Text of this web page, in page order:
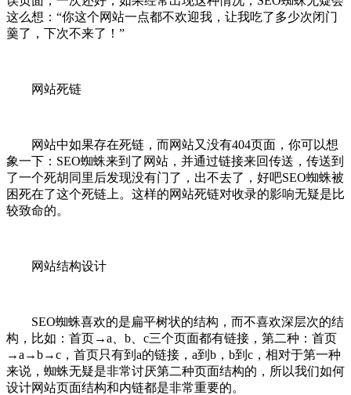
这么想：“你这个网站一点都不欢迎我，让我吃了多少次闭门
羹了，下次不来了！”
网站死链
网站中如果存在死链，而网站又没有404页面，你可以想
象一下：SEO蜘蛛来到了网站，并通过链接来回传送，传送到
了一个死胡同里后发现没有门了，出不去了，好吧SEO蜘蛛被
困死在了这个死链上。这样的网站死链对收录的影响无疑是比
较致命的。
网站结构设计
SEO蜘蛛喜欢的是扁平树状的结构，而不喜欢深层次的结
构，比如：首页→a、b、c三个页面都有链接，第二种：首页
→a→b→c，首页只有到a的链接，a到b，b到c，相对于第一种
来说，蜘蛛无疑是非常讨厌第二种页面结构的，所以我们如何
设计网站页面结构和内链都是非常重要的。